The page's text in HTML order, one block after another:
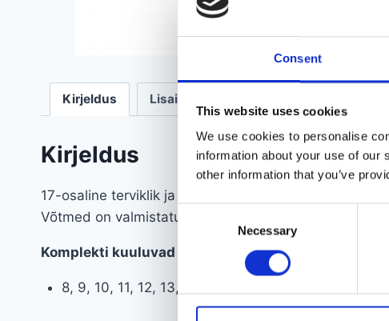
Consent
This website uses cookies
We use cookies to personalise
information about your use of our
other information that you’ve
Necessary
Kirjeldus Lisainfo
Kirjeldus
17-osaline terviklik ja kvaliteetne fikseeritud lingiga
Võtmed on valmistatud kroomvanaadiumist.
Komplekti kuuluvad suurused:
8, 9, 10, 11, 12, 13, 14, 15, 16, 17, 18, 19, 22, 24, 27,